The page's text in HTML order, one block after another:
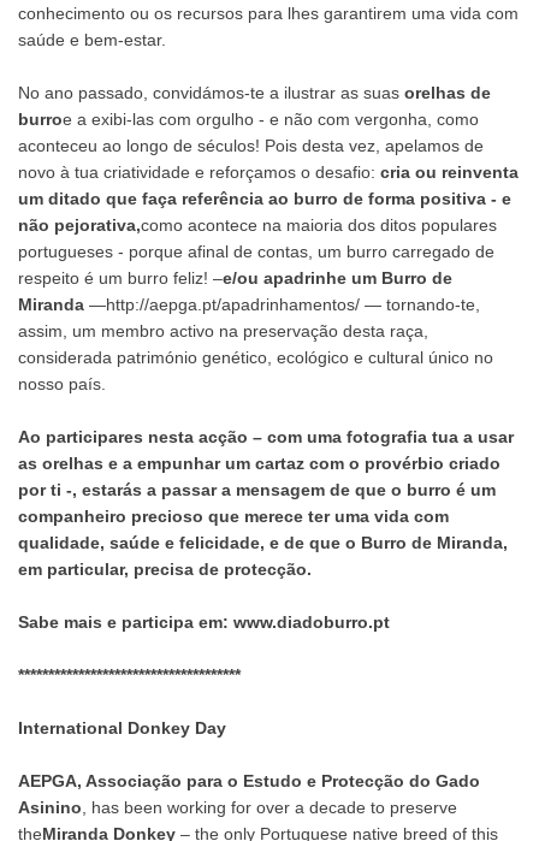
conhecimento ou os recursos para lhes garantirem uma vida com
saúde e bem-estar.
No ano passado, convidámos-te a ilustrar as suas orelhas de
burroe a exibi-las com orgulho - e não com vergonha, como
aconteceu ao longo de séculos! Pois desta vez, apelamos de
novo à tua criatividade e reforçamos o desafio: cria ou reinventa
um ditado que faça referência ao burro de forma positiva - e
não pejorativa,como acontece na maioria dos ditos populares
portugueses - porque afinal de contas, um burro carregado de
respeito é um burro feliz! –e/ou apadrinhe um Burro de
Miranda —http://aepga.pt/apadrinhamentos/ — tornando-te,
assim, um membro activo na preservação desta raça,
considerada património genético, ecológico e cultural único no
nosso país.
Ao participares nesta acção – com uma fotografia tua a usar
as orelhas e a empunhar um cartaz com o provérbio criado
por ti -, estarás a passar a mensagem de que o burro é um
companheiro precioso que merece ter uma vida com
qualidade, saúde e felicidade, e de que o Burro de Miranda,
em particular, precisa de protecção.
Sabe mais e participa em: www.diadoburro.pt
*************************************
International Donkey Day
AEPGA, Associação para o Estudo e Protecção do Gado
Asinino , has been working for over a decade to preserve
theMiranda Donkey – the only Portuguese native breed of this